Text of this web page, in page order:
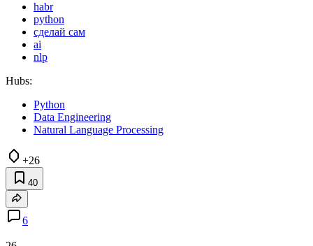
habr
python
сделай сам
ai
nlp
Hubs:
Python
Data Engineering
Natural Language Processing
+26
40
6